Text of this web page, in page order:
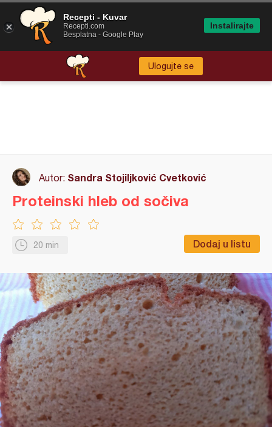
Ulogujte se
Autor: Sandra Stojiljković Cvetković
20 min Dodaj u listu
Proteinski hleb od sočiva
Recepti - Kuvar
Recepti.com
Besplatna - Google Play
Instalirajte